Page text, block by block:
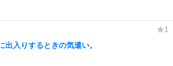
出入りするときの気遣い。